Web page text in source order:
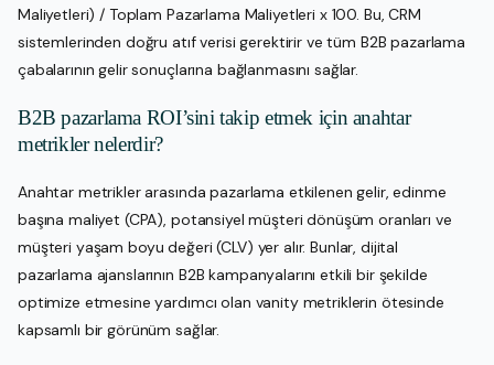
Maliyetleri) / Toplam Pazarlama Maliyetleri x 100. Bu, CRM
sistemlerinden doğru atıf verisi gerektirir ve tüm B2B pazarlama
çabalarının gelir sonuçlarına bağlanmasını sağlar.
B2B pazarlama ROI’sini takip etmek için anahtar
metrikler nelerdir?
Anahtar metrikler arasında pazarlama etkilenen gelir, edinme
başına maliyet (CPA), potansiyel müşteri dönüşüm oranları ve
müşteri yaşam boyu değeri (CLV) yer alır. Bunlar, dijital
pazarlama ajanslarının B2B kampanyalarını etkili bir şekilde
optimize etmesine yardımcı olan vanity metriklerin ötesinde
kapsamlı bir görünüm sağlar.